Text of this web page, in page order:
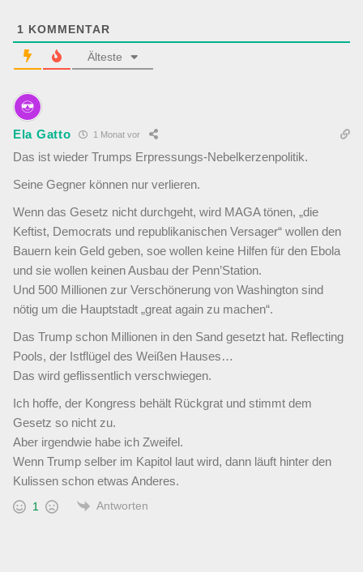
1 KOMMENTAR
Älteste
Ela Gatto 1 Monat vor
Das ist wieder Trumps Erpressungs-Nebelkerzenpolitik.
Seine Gegner können nur verlieren.
Wenn das Gesetz nicht durchgeht, wird MAGA tönen, „die
Keftist, Democrats und republikanischen Versager“ wollen den
Bauern kein Geld geben, soe wollen keine Hilfen für den Ebola
und sie wollen keinen Ausbau der Penn’Station.
Und 500 Millionen zur Verschönerung von Washington sind
nötig um die Hauptstadt „great again zu machen“.
Das Trump schon Millionen in den Sand gesetzt hat. Reflecting
Pools, der Istflügel des Weißen Hauses…
Das wird geflissentlich verschwiegen.
Ich hoffe, der Kongress behält Rückgrat und stimmt dem
Gesetz so nicht zu.
Aber irgendwie habe ich Zweifel.
Wenn Trump selber im Kapitol laut wird, dann läuft hinter den
Kulissen schon etwas Anderes.
1 Antworten